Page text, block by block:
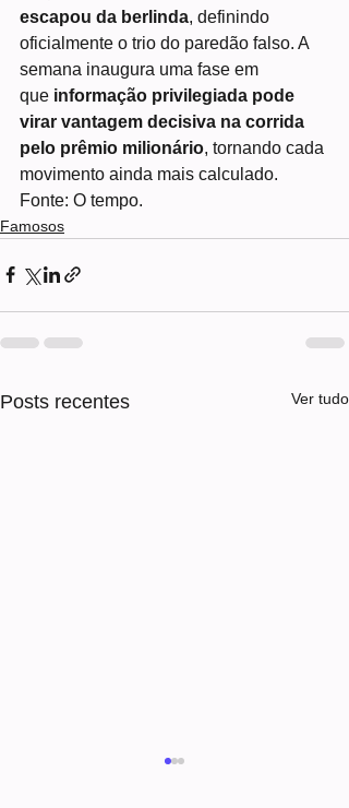
escapou da berlinda, definindo
oficialmente o trio do paredão falso. A
semana inaugura uma fase em
que informação privilegiada pode
virar vantagem decisiva na corrida
pelo prêmio milionário, tornando cada
movimento ainda mais calculado.
Fonte: O tempo.
Famosos
Posts recentes Ver tudo